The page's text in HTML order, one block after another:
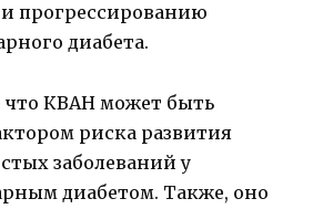
прогрессированию
диабета.
что КВАН может быть
риска развития
заболеваний у
диабетом. Также, оно